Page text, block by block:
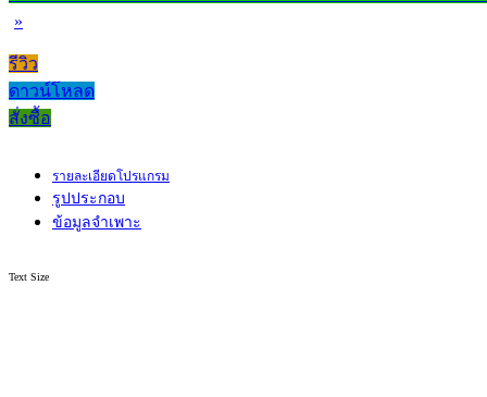
»
รีวิว
ดาวน์โหลด
สั่งซื้อ
รายละเอียดโปรแกรม
รูปประกอบ
ข้อมูลจำเพาะ
Text Size